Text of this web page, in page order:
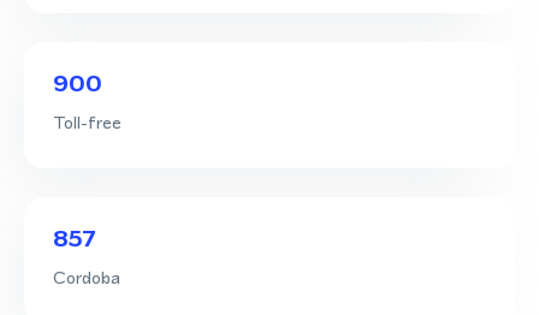
900
Toll-free
857
Cordoba